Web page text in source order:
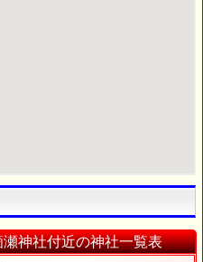
神社付近の神社一覧表